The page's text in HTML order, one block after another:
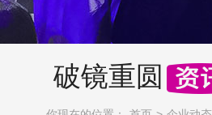
破镜重圆